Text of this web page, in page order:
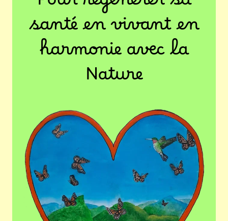
santé en vivant en
harmonie avec la
Nature